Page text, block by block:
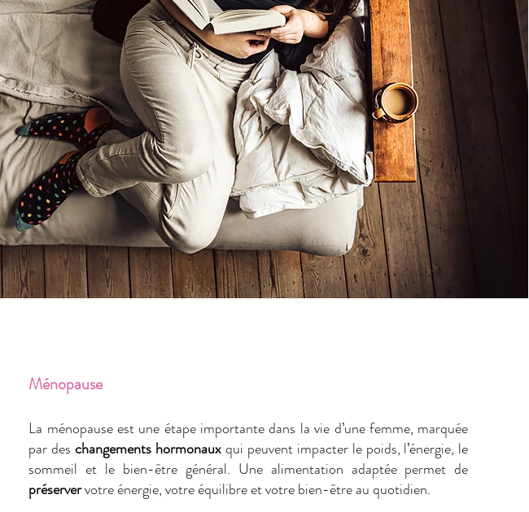
Ménopause
La ménopause est une étape importante dans la vie d’une femme, marquée
par deschangements hormonauxqui peuvent impacter le poids, l’énergie, le
sommeil et le bien-être général. Une alimentation adaptée permet de
préservervotre énergie, votre équilibre et votre bien-être au quotidien.